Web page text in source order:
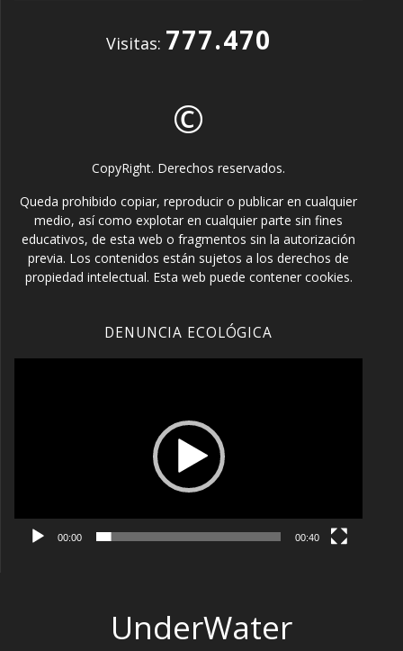
Visitas: 777.470
©
CopyRight. Derechos reservados.
Queda prohibido copiar, reproducir o publicar en cualquier
medio, así como explotar en cualquier parte sin fines
educativos, de esta web o fragmentos sin la autorización
previa. Los contenidos están sujetos a los derechos de
propiedad intelectual. Esta web puede contener cookies.
DENUNCIA ECOLÓGICA
00:00 00:40
UnderWater